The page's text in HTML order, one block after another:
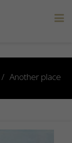
/ Another place